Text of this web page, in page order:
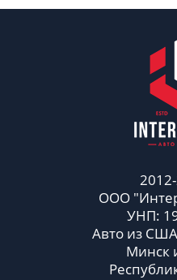
ООО
УНП:
Авто из США
Минск